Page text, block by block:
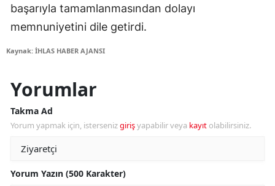
başarıyla tamamlanmasından dolayı
memnuniyetini dile getirdi.
Kaynak: İHLAS HABER AJANSI
Yorumlar
Takma Ad
Yorum yapmak için, istersenizgirişyapabilir veya kayıt olabilirsiniz.
Yorum Yazın (500 Karakter)